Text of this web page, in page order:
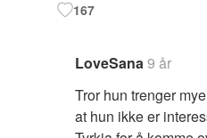
167
LoveSana9 år
Tror hun trenger
at hun ikke er